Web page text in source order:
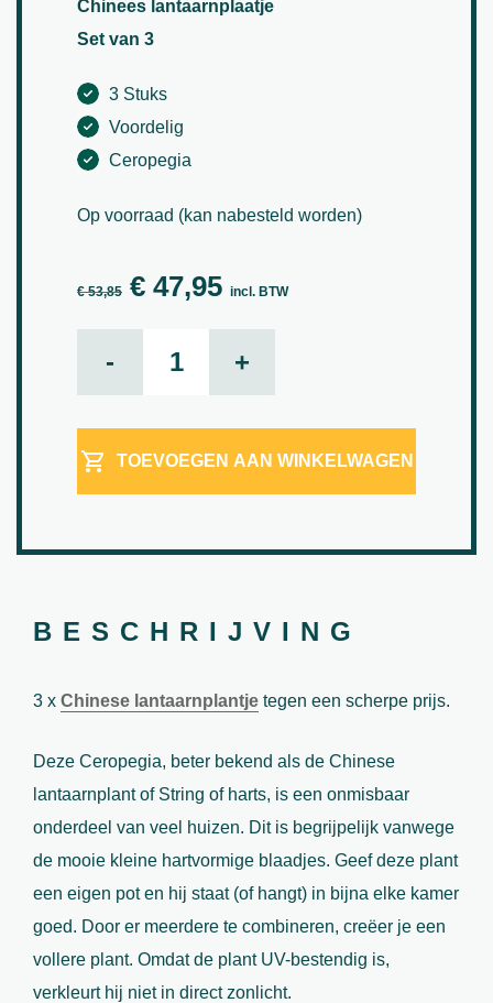
Chinees lantaarnplaatje
Set van 3
3 Stuks
Voordelig
Ceropegia
Op voorraad (kan nabesteld worden)
€53,85 Oorspronkelijke prijs was: € 53,85.
€ 47,95Huidige prijs is: € 47,95.
incl. BTW
- +
TOEVOEGEN AAN WINKELWAGEN
BESCHRIJVING
3 x Chinese lantaarnplantje tegen een scherpe prijs.
Deze Ceropegia, beter bekend als de Chinese
lantaarnplant of String of harts, is een onmisbaar
onderdeel van veel huizen. Dit is begrijpelijk vanwege
de mooie kleine hartvormige blaadjes. Geef deze plant
een eigen pot en hij staat (of hangt) in bijna elke kamer
goed. Door er meerdere te combineren, creëer je een
vollere plant. Omdat de plant UV-bestendig is,
verkleurt hij niet in direct zonlicht.